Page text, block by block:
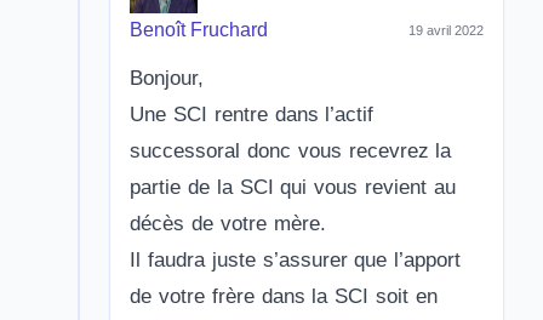
Benoît Fruchard 19 avril 2022
Bonjour,
Une SCI rentre dans l’actif
successoral donc vous recevrez la
partie de la SCI qui vous revient au
décès de votre mère.
Il faudra juste s’assurer que l’apport
de votre frère dans la SCI soit en